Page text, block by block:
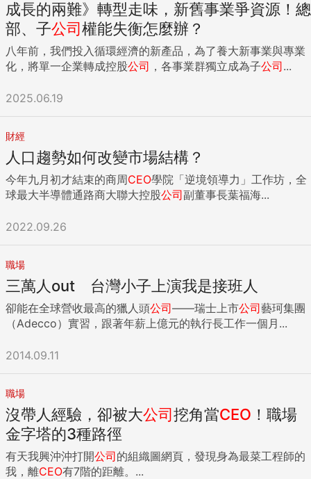
成長的兩難》轉型走味，新舊事業爭資源！總
部、子公司權能失衡怎麼辦？
八年前，我們投入循環經濟的新產品，為了養大新事業與專業
化，將單一企業轉成控股公司 ，各事業群獨立成為子公司...
2025.06.19
財經
人口趨勢如何改變市場結構？
今年九月初才結束的商周CEO學院「逆境領導力」工作坊，全
球最大半導體通路商大聯大控股公司副董事長葉福海...
2022.09.26
職場
三萬人out 台灣小子上演我是接班人
卻能在全球營收最高的獵人頭公司——瑞士上市公司藝珂集團
（Adecco）實習，跟著年薪上億元的執行長工作一個月...
2014.09.11
職場
沒帶人經驗，卻被大公司挖角當CEO ！職場
金字塔的3種路徑
有天我興沖沖打開公司的組織圖網頁，發現身為最菜工程師的
我，離CEO有7階的距離。...